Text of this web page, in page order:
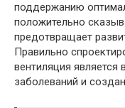
поддержанию
положительно
предотвращает
Правильно
вентиляция
заболеваний и